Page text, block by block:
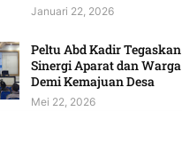
Januari 22, 2026
Peltu Abd Kadir Tegaskan
Sinergi Aparat dan Warga
Demi Kemajuan Desa
Mei 22, 2026